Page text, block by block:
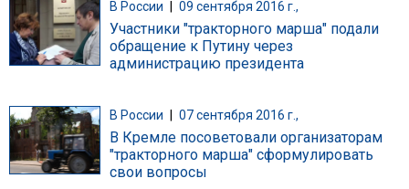
В России 09 сентября 2016 г.,
Участники "тракторного марша" подали
обращение к Путину через
администрацию президента
В России 07 сентября 2016 г.,
В Кремле посоветовали организаторам
"тракторного марша" сформулировать
свои вопросы